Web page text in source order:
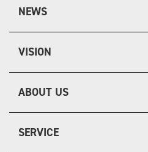
NEWS
VISION
ABOUT US
SERVICE